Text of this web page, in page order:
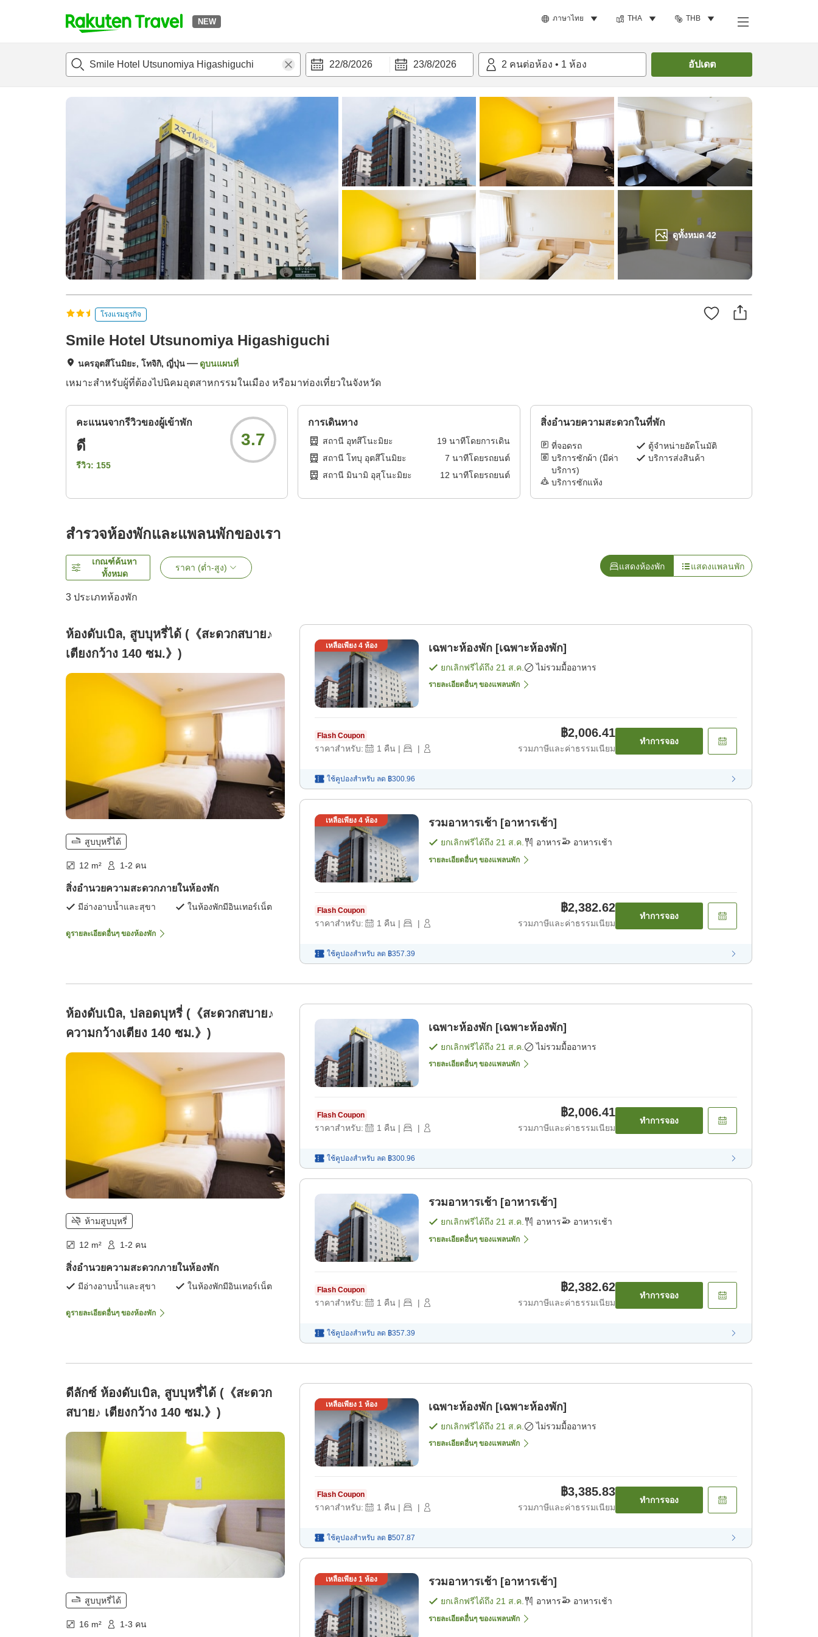
NEW ภาษาไทย THA THB
t
p
a
22/8/2026 23/8/2026 2 คนต่อห้อง • 1 ห้อง อัปเดต
ดูทั้งหมด42
แนะนำที่พักห้องพักและแพลนพักรีวิว ไฮไลต์สิ่่งอำนวยความสะดวก ค้นหาห้องพัก
โรงแรมธุรกิจ
Smile Hotel Utsunomiya Higashiguchi
นครอุตสึโนมิยะ, โทจิกิ, ญี่ปุ่น ดูบนแผนที่
เหมาะสำหรับผู้ที่ต้องไปนิคมอุตสาหกรรมในเมือง หรือมาท่องเที่ยวในจังหวัด
คะแนนจากรีวิวของผู้เข้าพัก
ดี
รีวิว: 155
3.7
การเดินทาง
สถานี อุทสึโนะมิยะ 19 นาทีโดยการเดิน
สถานี โทบุ อุตสึโนมิยะ
7 นาทีโดยรถยนต์
สถานี มินามิ อุสุโนะมิยะ
12 นาทีโดยรถยนต์
สิ่งอำนวยความสะดวกในที่พัก
ที่จอดรถ
ตู้จำหน่ายอัตโนมัติ
บริการซักผ้า (มีค่า
บริการ)
บริการส่งสินค้า
บริการซักแห้ง
สำรวจห้องพักและแพลนพักของเรา
เกณฑ์ค้นหา
ทั้งหมด
ราคา (ต่ำ-สูง) แสดงห้องพัก แสดงแพลนพัก
3 ประเภทห้องพัก
ห้องดับเบิล, สูบบุหรี่ได้ (《สะดวกสบาย♪
เตียงกว้าง 140 ซม.》)
สูบบุหรี่ได้
12 m² 1-2 คน
สิ่งอำนวยความสะดวกภายในห้องพัก
มีอ่างอาบน้ำและสุขา ในห้องพักมีอินเทอร์เน็ต
ดูรายละเอียดอื่นๆ ของห้องพัก
เหลือเพียง 4ห้อง เฉพาะห้องพัก [เฉพาะห้องพัก]
ยกเลิกฟรีได้ถึง 21 ส.ค. ไม่รวมมื้ออาหาร
รายละเอียดอื่นๆ ของแพลนพัก
Flash Coupon
ราคาสำหรับ: 1 คืน | |
฿2,006.41
รวมภาษีและค่าธรรมเนียม
ทำการจอง
ใช้คูปองสำหรับ ลด ฿300.96
เหลือเพียง 4ห้อง รวมอาหารเช้า [อาหารเช้า]
ยกเลิกฟรีได้ถึง 21 ส.ค. อาหาร อาหารเช้า
รายละเอียดอื่นๆ ของแพลนพัก
Flash Coupon
ราคาสำหรับ: 1 คืน | |
฿2,382.62
รวมภาษีและค่าธรรมเนียม
ทำการจอง
ใช้คูปองสำหรับ ลด ฿357.39
ห้องดับเบิล, ปลอดบุหรี่ (《สะดวกสบาย♪
ความกว้างเตียง 140 ซม.》)
ห้ามสูบบุหรี่
12 m² 1-2 คน
สิ่งอำนวยความสะดวกภายในห้องพัก
มีอ่างอาบน้ำและสุขา ในห้องพักมีอินเทอร์เน็ต
ดูรายละเอียดอื่นๆ ของห้องพัก
เฉพาะห้องพัก [เฉพาะห้องพัก]
ยกเลิกฟรีได้ถึง 21 ส.ค. ไม่รวมมื้ออาหาร
รายละเอียดอื่นๆ ของแพลนพัก
Flash Coupon
ราคาสำหรับ: 1 คืน | |
฿2,006.41
รวมภาษีและค่าธรรมเนียม
ทำการจอง
ใช้คูปองสำหรับ ลด ฿300.96
รวมอาหารเช้า [อาหารเช้า]
ยกเลิกฟรีได้ถึง 21 ส.ค. อาหาร อาหารเช้า
รายละเอียดอื่นๆ ของแพลนพัก
Flash Coupon
ราคาสำหรับ: 1 คืน | |
฿2,382.62
รวมภาษีและค่าธรรมเนียม
ทำการจอง
ใช้คูปองสำหรับ ลด ฿357.39
ดีลักซ์ ห้องดับเบิล, สูบบุหรี่ได้ (《สะดวก
สบาย♪ เตียงกว้าง 140 ซม.》)
สูบบุหรี่ได้
16 m² 1-3 คน
เหลือเพียง 1ห้อง เฉพาะห้องพัก [เฉพาะห้องพัก]
ยกเลิกฟรีได้ถึง 21 ส.ค. ไม่รวมมื้ออาหาร
รายละเอียดอื่นๆ ของแพลนพัก
Flash Coupon
ราคาสำหรับ: 1 คืน | |
฿3,385.83
รวมภาษีและค่าธรรมเนียม
ทำการจอง
ใช้คูปองสำหรับ ลด ฿507.87
เหลือเพียง 1ห้อง รวมอาหารเช้า [อาหารเช้า]
ยกเลิกฟรีได้ถึง 21 ส.ค. อาหาร อาหารเช้า
รายละเอียดอื่นๆ ของแพลนพัก